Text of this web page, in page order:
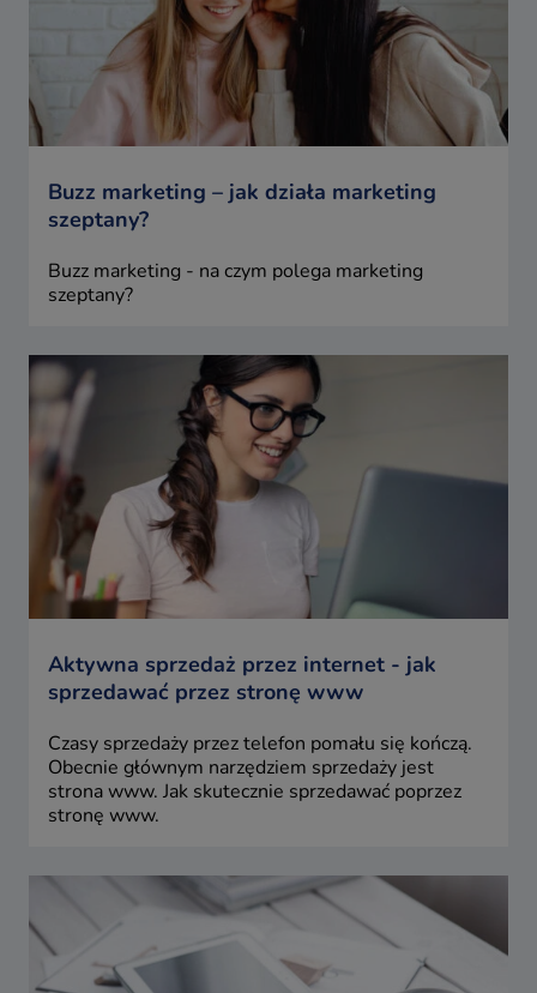
Buzz marketing – jak działa marketing
szeptany?
Buzz marketing - na czym polega marketing
szeptany?
Aktywna sprzedaż przez internet - jak
sprzedawać przez stronę www
Czasy sprzedaży przez telefon pomału się kończą.
Obecnie głównym narzędziem sprzedaży jest
strona www. Jak skutecznie sprzedawać poprzez
stronę www.